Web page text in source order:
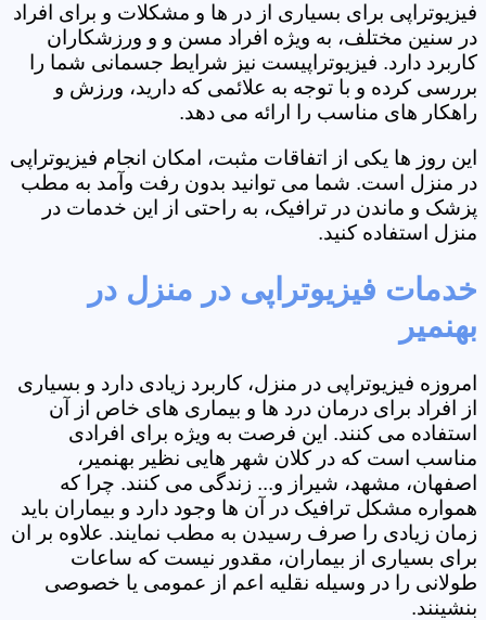
فیزیوتراپی برای بسیاری از در ها و مشکلات و برای افراد
در سنین مختلف، به ویژه افراد مسن و و ورزشکاران
کاربرد دارد. فیزیوتراپیست نیز شرایط جسمانی شما را
بررسی کرده و با توجه به علائمی که دارید، ورزش و
راهکار های مناسب را ارائه می دهد.
این روز ها یکی از اتفاقات مثبت، امکان انجام فیزیوتراپی
در منزل است. شما می توانید بدون رفت وآمد به مطب
پزشک و ماندن در ترافیک، به راحتی از این خدمات در
منزل استفاده کنید.
خدمات فیزیوتراپی در منزل در
بهنمیر
امروزه فیزیوتراپی در منزل، کاربرد زیادی دارد و بسیاری
از افراد برای درمان درد ها و بیماری های خاص از آن
استفاده می کنند. این فرصت به ویژه برای افرادی
مناسب است که در کلان شهر هایی نظیر بهنمیر،
اصفهان، مشهد، شیراز و... زندگی می کنند. چرا که
همواره مشکل ترافیک در آن ها وجود دارد و بیماران باید
زمان زیادی را صرف رسیدن به مطب نمایند. علاوه بر ان
برای بسیاری از بیماران، مقدور نیست که ساعات
طولانی را در وسیله نقلیه اعم از عمومی یا خصوصی
بنشینند.